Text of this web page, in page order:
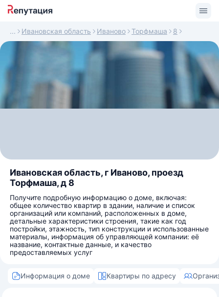
Ивановская область Иваново Торфмаша 8
Ивановская область, г Иваново, проезд
Торфмаша, д 8
Получите подробную информацию о доме, включая:
общее количество квартир в здании, наличие и список
организаций или компаний, расположенных в доме,
детальные характеристики строения, такие как год
постройки, этажность, тип конструкции и использованные
материалы, информация об управляющей компании: её
название, контактные данные, и качество
предоставляемых услуг
Информация о доме Квартиры по адресу